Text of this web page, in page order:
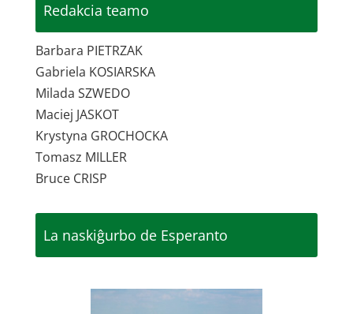
Redakcia teamo
Barbara PIETRZAK
Gabriela KOSIARSKA
Milada SZWEDO
Maciej JASKOT
Krystyna GROCHOCKA
Tomasz MILLER
Bruce CRISP
La naskiĝurbo de Esperanto